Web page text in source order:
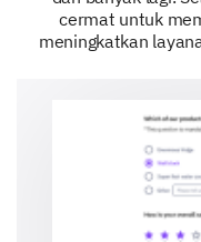
cermat untuk
meningkatkan